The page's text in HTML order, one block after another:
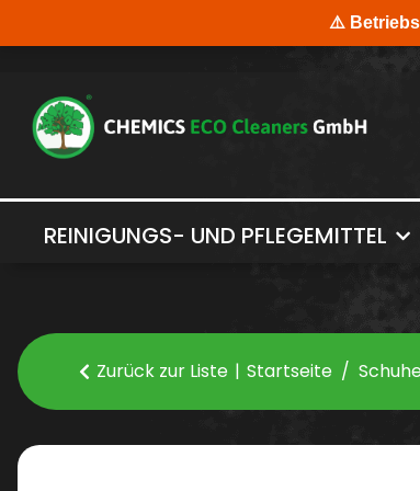
REINIGUNGS- UND PFLEGEMITTEL
Zurück zur Liste Startseite